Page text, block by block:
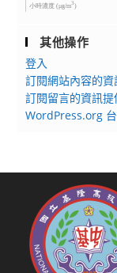
其他操作
登入
訂閱網站內容的資
訂閱留言的資訊提
WordPress.org